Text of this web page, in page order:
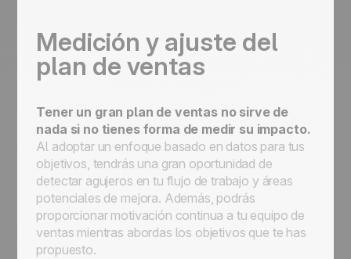
Medición y ajuste del
plan de ventas
Tener un gran plan de ventas no sirve de
nada si no tienes forma de medir su impacto.
Al adoptar un enfoque basado en datos para tus
objetivos, tendrás una gran oportunidad de
detectar agujeros en tu flujo de trabajo y áreas
potenciales de mejora. Además, podrás
proporcionar motivación continua a tu equipo de
ventas mientras abordas los objetivos que te has
propuesto.